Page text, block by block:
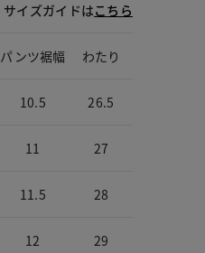
サイズガイドはこちら
パンツ裾幅 わたり
10.5 26.5
11 27
11.5 28
12 29